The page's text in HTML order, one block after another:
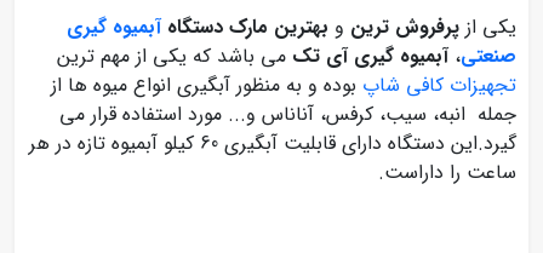
یکی از پرفروش ترین و بهترین مارک دستگاه آبمیوه گیری
صنعتی،آبمیوه گیری آی تک می باشد که یکی از مهم ترین
تجهیزات کافی شاپ بوده و به منظور آبگیری انواع میوه ها از
جمله انبه، سیب، کرفس، آناناس و... مورد استفاده قرار می
گیرد.این دستگاه دارای قابلیت آبگیری 60 کیلو آبمیوه تازه در هر
ساعت را داراست.